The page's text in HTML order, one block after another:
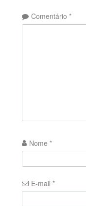
Comentário *
Nome *
E-mail *